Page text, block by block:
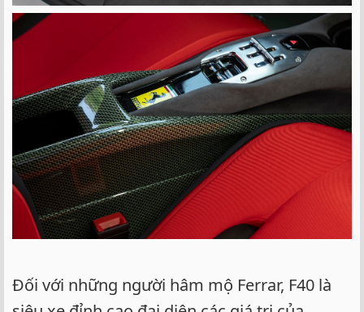
Đối với những người hâm mộ Ferrar, F40 là